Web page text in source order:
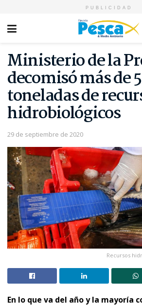
PUBLICIDAD
Ministerio de la
decomisó más de
toneladas de
hidrobiológicos
29 de septiembre de 2020
Recursos
En lo que va del año y la mayoría